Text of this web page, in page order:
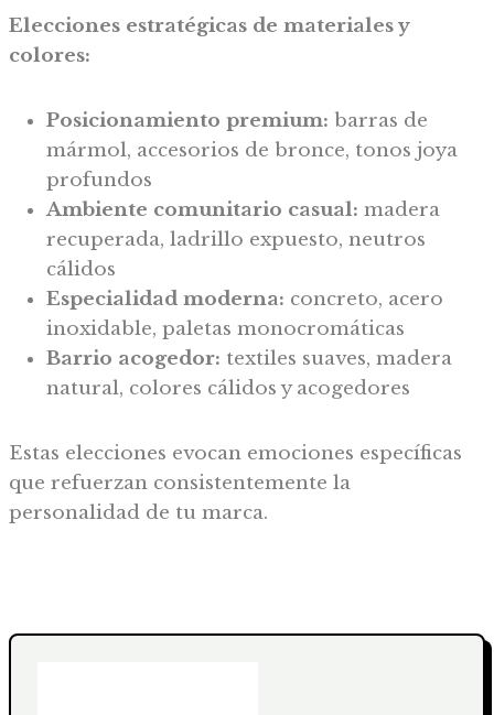
Elecciones estratégicas de materiales y
colores:
Posicionamiento premium: barras de
mármol, accesorios de bronce, tonos joya
profundos
Ambiente comunitario casual: madera
recuperada, ladrillo expuesto, neutros
cálidos
Especialidad moderna: concreto, acero
inoxidable, paletas monocromáticas
Barrio acogedor: textiles suaves, madera
natural, colores cálidos y acogedores
Estas elecciones evocan emociones específicas
que refuerzan consistentemente la
personalidad de tu marca.